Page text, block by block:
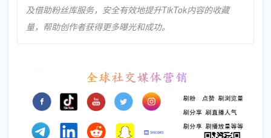
及借助粉丝库服务，安全有效地提升TikTok内容的收藏
量，帮助创作者获得更多曝光和成功。